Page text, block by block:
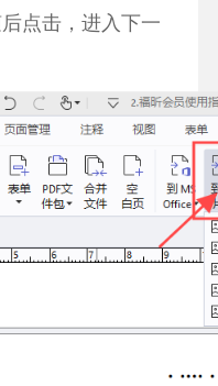
点击，进入下一